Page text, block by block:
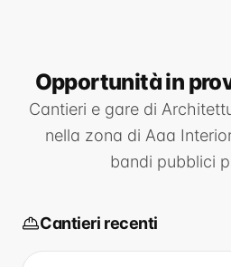
Opportunitàin
Cantieri e gare di
nella zona di Aaa
bandi pubblici
Cantieri recenti